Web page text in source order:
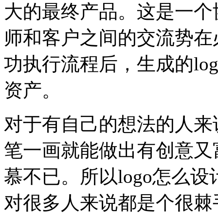
大的最终产品。这是一
师和客户之间的交流势
功执行流程后，生成的
资产。
对于有自己的想法的人
笔一画就能做出有创意
慕不已。所以logo怎么
对很多人来说都是个很